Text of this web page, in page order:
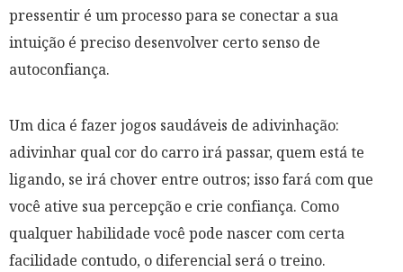
pressentir é um processo para se conectar a sua
intuição é preciso desenvolver certo senso de
autoconfiança.
Um dica é fazer jogos saudáveis de adivinhação:
adivinhar qual cor do carro irá passar, quem está te
ligando, se irá chover entre outros; isso fará com que
você ative sua percepção e crie confiança. Como
qualquer habilidade você pode nascer com certa
facilidade contudo, o diferencial será o treino.